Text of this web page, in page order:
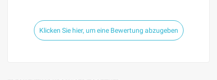
Klicken Sie hier, um eine Bewertung abzugeben